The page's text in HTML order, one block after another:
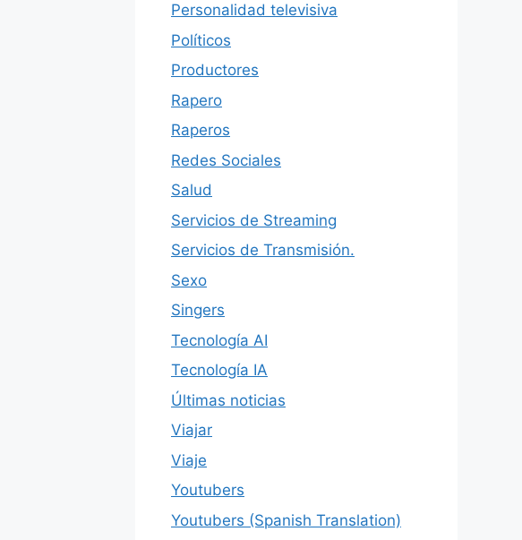
Personalidad televisiva
Políticos
Productores
Rapero
Raperos
Redes Sociales
Salud
Servicios de Streaming
Servicios de Transmisión.
Sexo
Singers
Tecnología AI
Tecnología IA
Últimas noticias
Viajar
Viaje
Youtubers
Youtubers (Spanish Translation)